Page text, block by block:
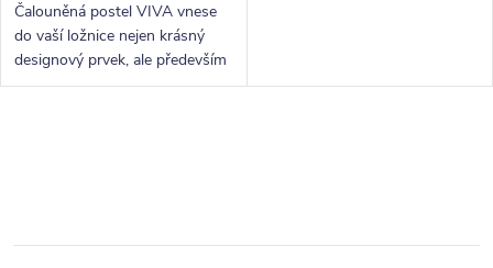
Čalouněná postel VIVA vnese
do vaší ložnice nejen krásný
designový prvek, ale především
kvalitní a spokojený spánek K
á